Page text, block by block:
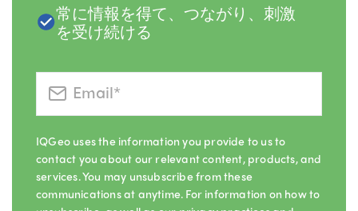
常に情報を得て、つながり、刺激
を受け続ける
IQGeo uses the information you provide to us to
contact you about our relevant content, products, and
services. You may unsubscribe from these
communications at anytime. For information on how to